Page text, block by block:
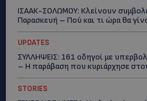
ΙΣΑΑΚ-ΣΟΛΩΜΟΥ: Κλείνουν
Παρασκευή – Πού και τι ώρα θα
UPDATES
ΣΥΛΛΗΨΕΙΣ: 161 οδηγοί με
– Η παράβαση που κυριάρχησε
STORIES